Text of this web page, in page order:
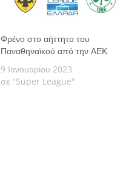
Φρένο στο αήττητο του
Παναθηναϊκού από την ΑΕΚ
9 Ιανουαρίου 2023
σε "Super League"